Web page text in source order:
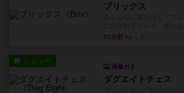
ブリックス
31分前
レビュー
画像付き
ダグエイトチェス